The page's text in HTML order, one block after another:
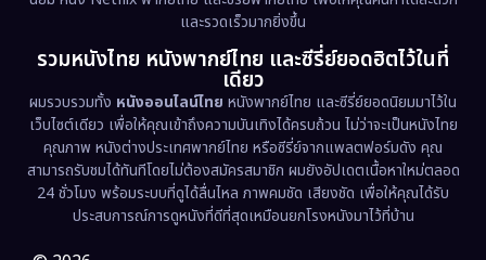
Erotic (36)
Family ครอบครัว (363)
Fantasy จินตนาการ (326)
Fiction (9)
Film (57)
และรวดเร็วมากยิ่งขึ้น
รวมหนังไทย หนังพากย์ไทย และซีรี่ย์ยอดฮิตไว้ในที่
เดียว
ผมรวบรวมทั้ง หนังออนไลน์ไทย หนังพากย์ไทย และซีรี่ย์ยอดนิยมมาไว้ใน
เว็บไซต์เดียว เพื่อให้คุณเข้าถึงความบันเทิงได้ครบถ้วน ไม่ว่าจะเป็นหนังไทย
คุณภาพ หนังต่างประเทศพากย์ไทย หรือซีรี่ย์จากแพลตฟอร์มดัง คุณ
สามารถรับชมได้ทันทีโดยไม่ต้องสมัครสมาชิก ผมยังอัปเดตเนื้อหาใหม่ตลอด
24 ชั่วโมง พร้อมระบบที่ดูได้ลื่นไหล ภาพคมชัด เสียงชัด เพื่อให้คุณได้รับ
ประสบการณ์การดูหนังที่ดีที่สุดเหมือนยกโรงหนังมาไว้ที่บ้าน